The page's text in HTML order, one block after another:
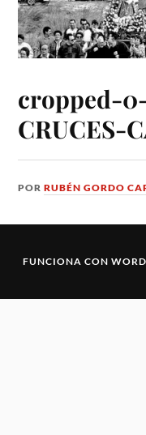
cropped-
CRUCES-
PORRUBÉN GORDO
FUNCIONA CON